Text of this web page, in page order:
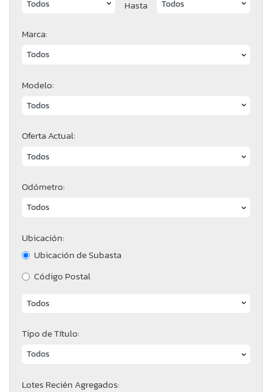
Hasta
Marca:
Modelo:
Oferta Actual:
Odómetro:
Ubicación:
Ubicación de Subasta
Código Postal
Tipo de Título:
Lotes Recién Agregados: